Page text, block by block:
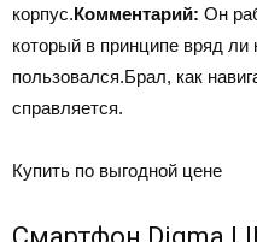
корпус.Комментарий: Он
который в принципе вряд ли
пользовался.Брал, как
справляется.
Купить по выгодной цене